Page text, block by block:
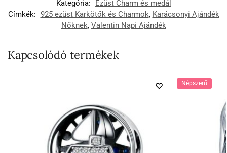
Kategória:
Ezüst Charm és medál
Címkék: 925 ezüst Karkötők és Charmok, Karácsonyi Ajándék
Nőknek, Valentin Napi Ajándék
Kapcsolódó termékek
Népszerű